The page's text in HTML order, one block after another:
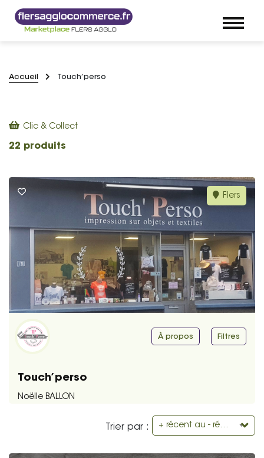
Accueil Touch’perso
Clic & Collect
22 produits
Flers
À propos Filtres
Touch’perso
Noëlle BALLON
Trier par : + récent au - récent